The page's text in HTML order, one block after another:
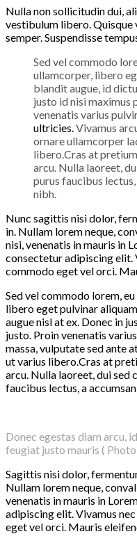
Nulla non sollicitudin dui,
vestibulum libero. Quisque
semper. Suspendisse
Sed vel commodo
ullamcorper, libero
blandit augue, id
justo id nisi maximus
venenatis varius
ultricies.Vivamus
ornare ullamcorper
libero.Cras at
arcu. Nulla laoreet,
purus faucibus lectus,
nibh.
Nunc sagittis nisi dolor,
in. Nullam lorem neque,
nisi, venenatis in mauris in
consectetur adipiscing elit.
commodo eget vel orci.
Sed vel commodo lorem,
libero eget pulvinar
augue nisl at ex. Donec in
justo. Proin venenatis
massa, vulputate sed ante
ut varius libero.Cras at
arcu. Nulla laoreet, dui sed
faucibus lectus, a
Donec egestas diam arcu,
feugiat justo mauris (
Sagittis nisi dolor,
Nullam lorem neque,
venenatis in mauris in
adipiscing elit. Vivamus
eget vel orci. Mauris